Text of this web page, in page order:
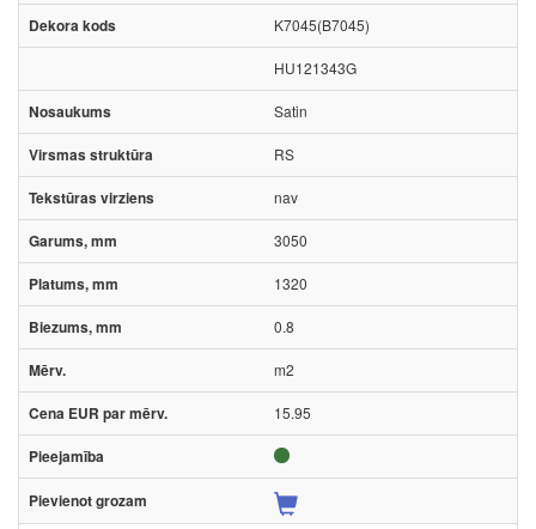
K7045(B7045)
HU121343G
Satin
RS
nav
3050
1320
0.8
m2
15.95